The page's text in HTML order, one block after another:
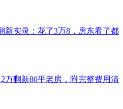
新实录：花了3万8，房东看了都
万翻新80平老房，附完整费用清